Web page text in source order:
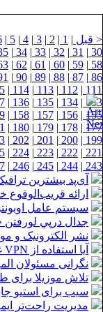
< قبل |
1
|
2
|
3
|
4
|
5
|
30
|
31
|
32
|
33
|
34
|
58
|
59
|
60
|
61
|
62
|
86
|
87
|
88
|
89
|
90
|
111
|
112
|
113
|
114
|
133
|
134
|
135
|
136
|
155
|
156
|
157
|
158
|
177
|
178
|
179
|
180
|
199
|
200
|
201
|
202
|
221
|
222
|
223
|
224
|
243
|
244
|
245
|
246
|
آی‌پد بیشترین
ارائه قریب‌الوقوع
سیستم عامل
جدال درپي لورفتن
نشر الکترونیک و
آیا استفاده از VPN غیرقانونی است؟
نگرانی مسئولان
تلاش موزیلا
سیب برای استیو
مدیریت راحت‌تر